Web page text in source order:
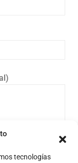
tecnologías